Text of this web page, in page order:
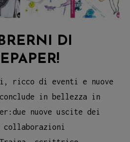
DI
ricco di eventi e nuove
in bellezza in
nuove uscite dei